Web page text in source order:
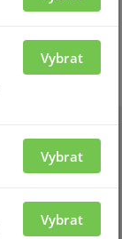
Vybrat
Vybrat
Vybrat